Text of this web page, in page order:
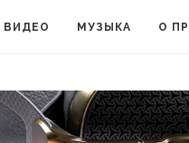
ВИДЕО МУЗЫКА О